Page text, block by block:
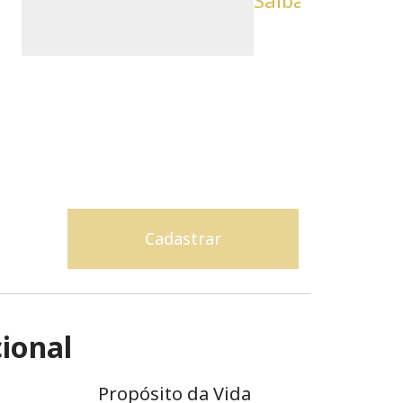
Propósito da Vida